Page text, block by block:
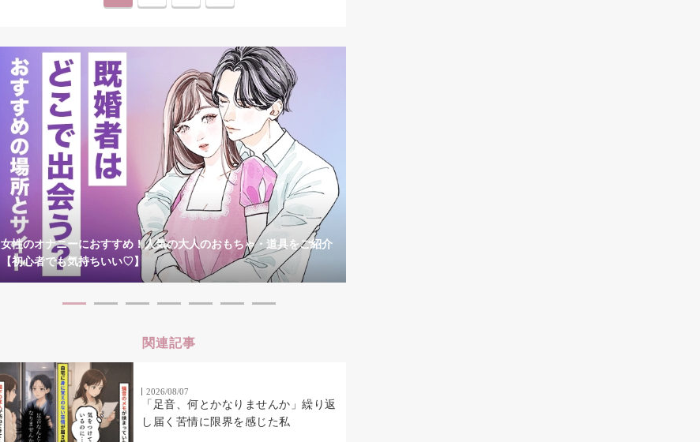
女性のオナニーにおすすめ！人気の大人のおもちゃ・道具をご紹介
【初心者でも気持ちいい♡】
関連記事
2026/08/07
「足音、何とかなりませんか」繰り返
し届く苦情に限界を感じた私